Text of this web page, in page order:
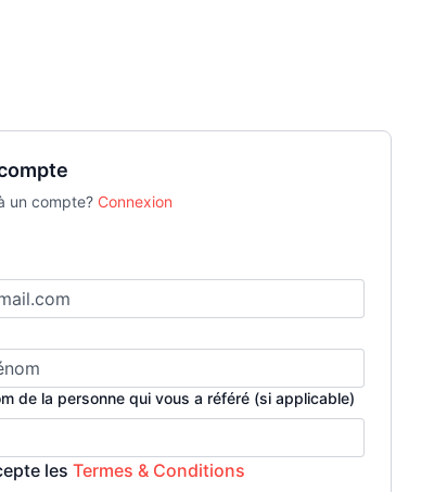
un compte? Connexion
de la personne qui vous a référé (si applicable)
les Termes & Conditions